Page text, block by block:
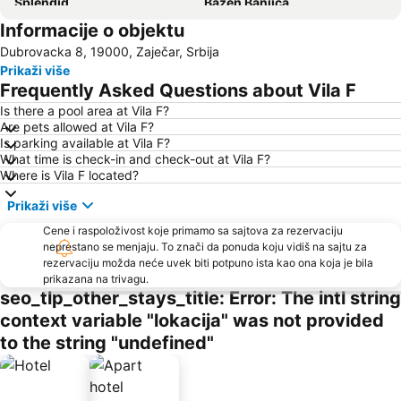
Informacije o objektu
Dubrovacka 8, 19000, Zaječar, Srbija
Prikaži više
Frequently Asked Questions about Vila F
Is there a pool area at Vila F?
Are pets allowed at Vila F?
Is parking available at Vila F?
What time is check-in and check-out at Vila F?
Where is Vila F located?
Prikaži više
Cene i raspoloživost koje primamo sa sajtova za rezervaciju
neprestano se menjaju. To znači da ponuda koju vidiš na sajtu za
rezervaciju možda neće uvek biti potpuno ista kao ona koja je bila
prikazana na trivagu.
seo_tlp_other_stays_title: Error: The intl string
context variable "lokacija" was not provided
to the string "undefined"